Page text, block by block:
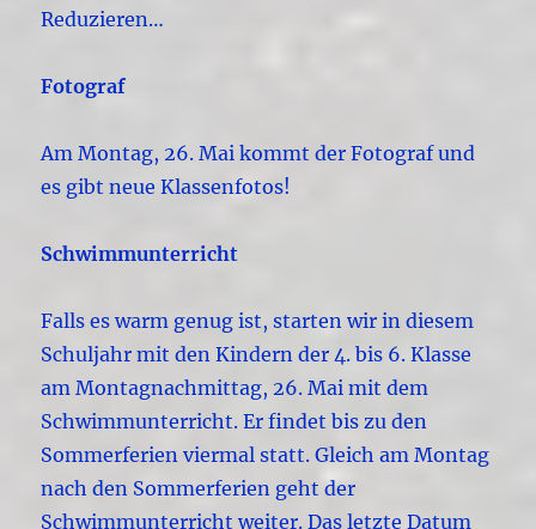
Reduzieren…
Fotograf
Am Montag, 26. Mai kommt der Fotograf und
es gibt neue Klassenfotos!
Schwimmunterricht
Falls es warm genug ist, starten wir in diesem
Schuljahr mit den Kindern der 4. bis 6. Klasse
am Montagnachmittag, 26. Mai mit dem
Schwimmunterricht. Er findet bis zu den
Sommerferien viermal statt. Gleich am Montag
nach den Sommerferien geht der
Schwimmunterricht weiter. Das letzte Datum